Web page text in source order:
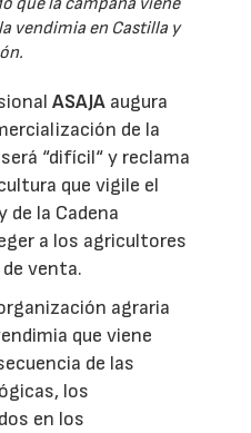
vendimia en Castilla y
ASAJA augura
de la
“difícil“ y reclama
que vigile el
de la Cadena
a los agricultores
venta.
agraria
que viene
de las
los
en los